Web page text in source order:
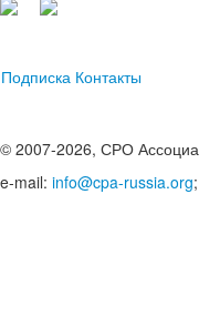
Подписка Контакты
© 2007-2026, СРО
e-mail: info@cpa-russia.org